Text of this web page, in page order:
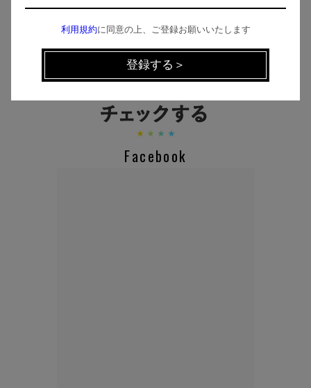
CHECK THE NEWS ON SNS
Facebook
利用規約に同意の上、ご登録お願いいたします